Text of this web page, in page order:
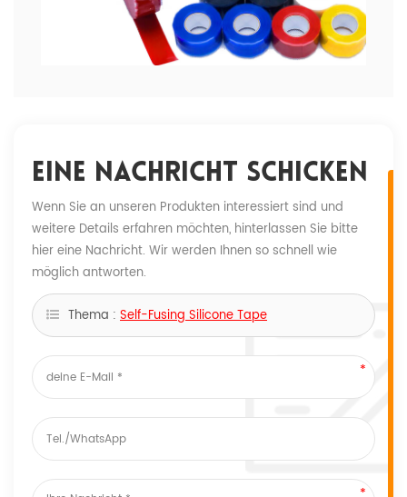
Eine Nachricht Schicken
Wenn Sie an unseren Produkten interessiert sind und
weitere Details erfahren möchten, hinterlassen Sie bitte
hier eine Nachricht. Wir werden Ihnen so schnell wie
möglich antworten.
Thema : Self-Fusing Silicone Tape